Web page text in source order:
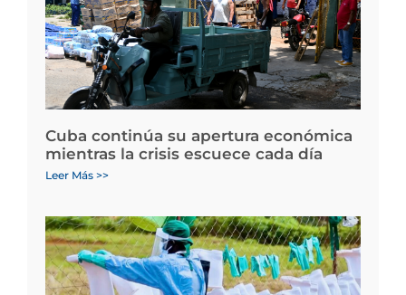
Cuba continúa su apertura económica
mientras la crisis escuece cada día
Leer Más >>